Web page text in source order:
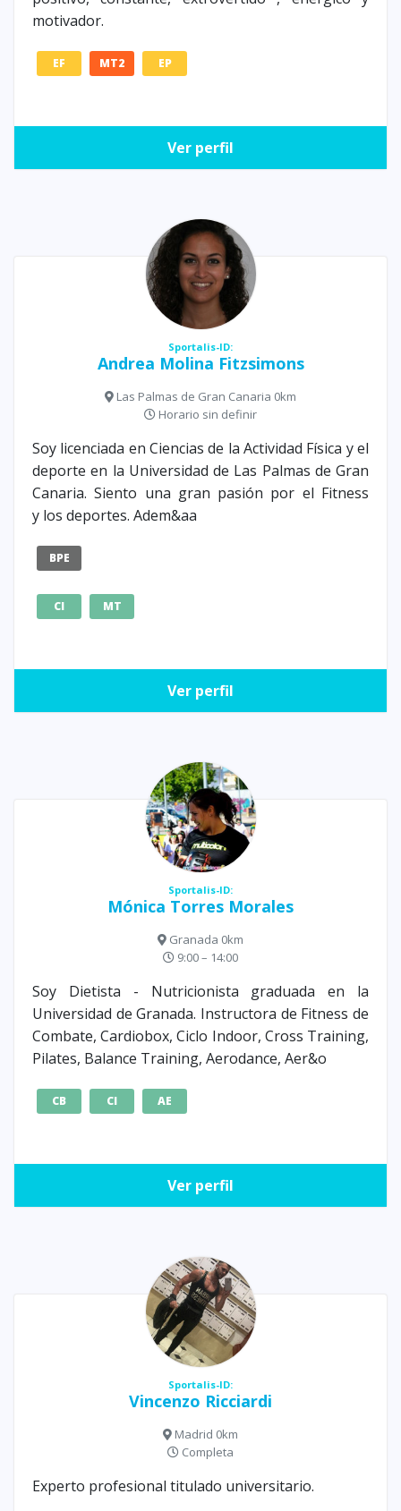
motivador.
EF MT2 EP
Ver perfil
Sportalis-ID:
Andrea Molina Fitzsimons
Las Palmas de Gran Canaria 0km
Horario sin definir
Soy licenciada en Ciencias de la Actividad Física y el
deporte en la Universidad de Las Palmas de Gran
Canaria. Siento una gran pasión por el Fitness
y los deportes. Adem&aa
BPE
CI MT
Ver perfil
Sportalis-ID:
Mónica Torres Morales
Granada 0km
9:00 – 14:00
Soy Dietista - Nutricionista graduada en la
Universidad de Granada. Instructora de Fitness de
Combate, Cardiobox, Ciclo Indoor, Cross Training,
Pilates, Balance Training, Aerodance, Aer&o
CB CI AE
Ver perfil
Sportalis-ID:
Vincenzo Ricciardi
Madrid 0km
Completa
Experto profesional titulado universitario.